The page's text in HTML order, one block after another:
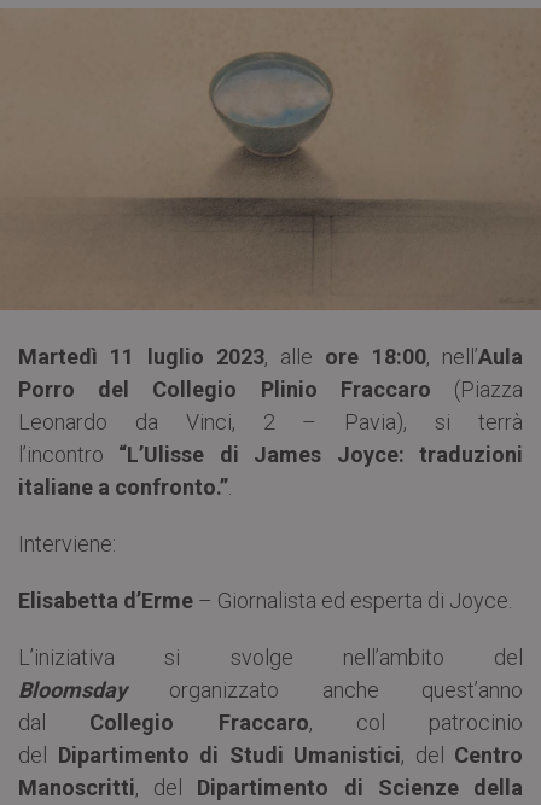
Martedì 11 luglio 2023, alle ore 18:00, nell’Aula
Porro del Collegio Plinio Fraccaro (Piazza
Leonardo da Vinci, 2 – Pavia), si terrà
l’incontro “L’Ulisse di James Joyce: traduzioni
italiane a confronto.”
Interviene:
Elisabetta d’Erme – Giornalista ed esperta di Joyce.
L’iniziativa si svolge nell’ambito del
Bloomsday organizzato anche quest’anno
dal Collegio Fraccaro, col patrocinio
del Dipartimento di Studi Umanistici, del Centro
Manoscritti, del Dipartimento di Scienze della